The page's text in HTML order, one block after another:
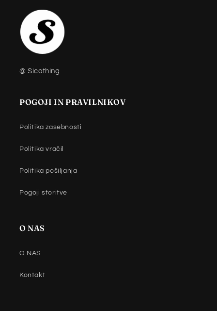
@ Sicothing
POGOJI IN PRAVILNIKOV
Politika zasebnosti
Politika vračil
Politika pošiljanja
Pogoji storitve
O NAS
O NAS
Kontakt